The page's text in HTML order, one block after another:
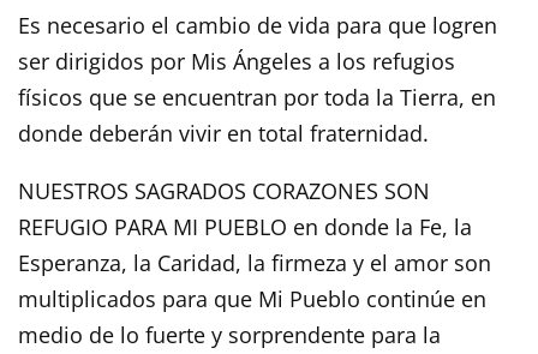
Es necesario el cambio de vida para que logren
ser dirigidos por Mis Ángeles a los refugios
físicos que se encuentran por toda la Tierra, en
donde deberán vivir en total fraternidad.
NUESTROS SAGRADOS CORAZONES SON
REFUGIO PARA MI PUEBLO en donde la Fe, la
Esperanza, la Caridad, la firmeza y el amor son
multiplicados para que Mi Pueblo continúe en
medio de lo fuerte y sorprendente para la